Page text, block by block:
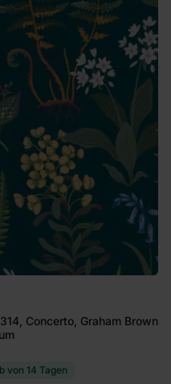
Concerto, Graham Brown
von 14 Tagen